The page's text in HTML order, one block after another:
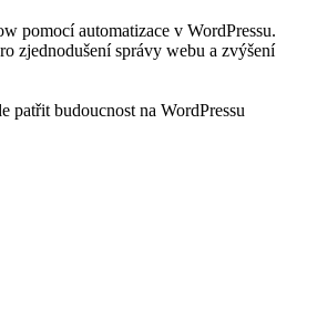
pomocí automatizace v WordPressu.
zjednodušení správy webu a zvýšení